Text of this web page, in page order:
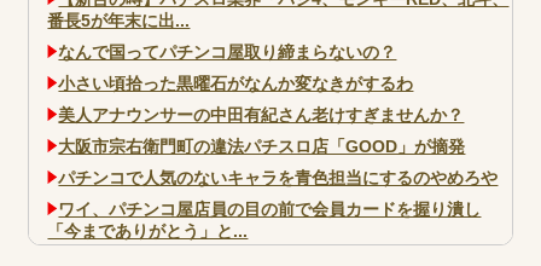
番長5が年末に出...
なんで国ってパチンコ屋取り締まらないの？
小さい頃拾った黒曜石がなんか変なきがするわ
美人アナウンサーの中田有紀さん老けすぎませんか？
大阪市宗右衛門町の違法パチスロ店「GOOD」が摘発
パチンコで人気のないキャラを青色担当にするのやめろや
ワイ、パチンコ屋店員の目の前で会員カードを握り潰し
「今までありがとう」と...